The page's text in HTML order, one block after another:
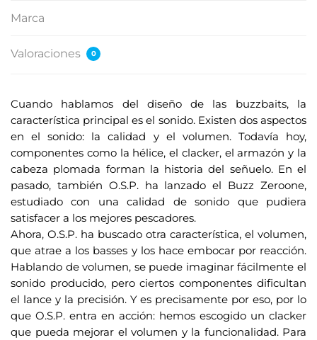
r
c
ó
n
d
e
c
o
r
e
o
e
l
e
c
Marca
Valoraciones 0
Cuando hablamos del diseño de las buzzbaits, la
característica principal es el sonido. Existen dos aspectos
en el sonido: la calidad y el volumen. Todavía hoy,
componentes como la hélice, el clacker, el armazón y la
cabeza plomada forman la historia del señuelo. En el
pasado, también O.S.P. ha lanzado el Buzz Zeroone,
estudiado con una calidad de sonido que pudiera
satisfacer a los mejores pescadores.
Ahora, O.S.P. ha buscado otra característica, el volumen,
que atrae a los basses y los hace embocar por reacción.
Hablando de volumen, se puede imaginar fácilmente el
sonido producido, pero ciertos componentes dificultan
el lance y la precisión. Y es precisamente por eso, por lo
que O.S.P. entra en acción: hemos escogido un clacker
que pueda mejorar el volumen y la funcionalidad. Para